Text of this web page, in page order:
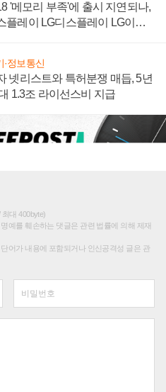
'메모리 부족'에 출시 지연되나,
플레이 LG디스플레이 LG이노
·정보통신
넷리스트와 특허분쟁 매듭, 5년
1.3조 라이선스비 지급
대 400byte)
예를 훼손하는 댓글은 관련 법률에 의해 제재
어가 내용에 포함되거나 인신공격성 글은 관